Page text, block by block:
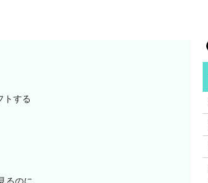
トする
るのに